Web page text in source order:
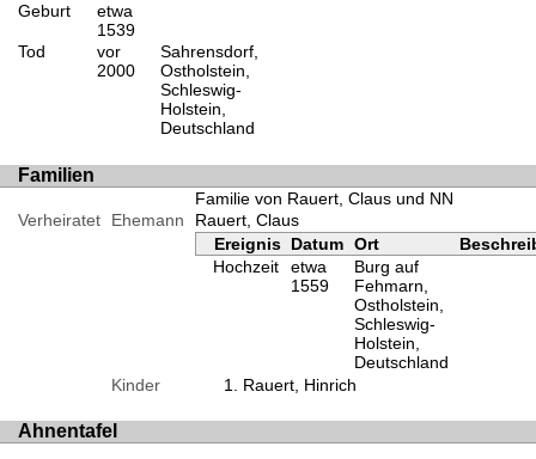
Geburt
etwa
1539
Tod
vor
2000
Sahrensdorf,
Ostholstein,
Schleswig-
Holstein,
Deutschland
Familien
Familie von Rauert, Claus und NN
Verheiratet
Ehemann
Rauert, Claus
Ereignis Datum Ort
Hochzeit
etwa
1559
Burg auf
Fehmarn,
Ostholstein,
Schleswig-
Holstein,
Deutschland
Kinder
Rauert, Hinrich
Ahnentafel